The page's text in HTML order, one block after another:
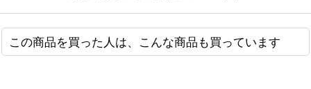
この商品を買った人は、こんな商品も買っています